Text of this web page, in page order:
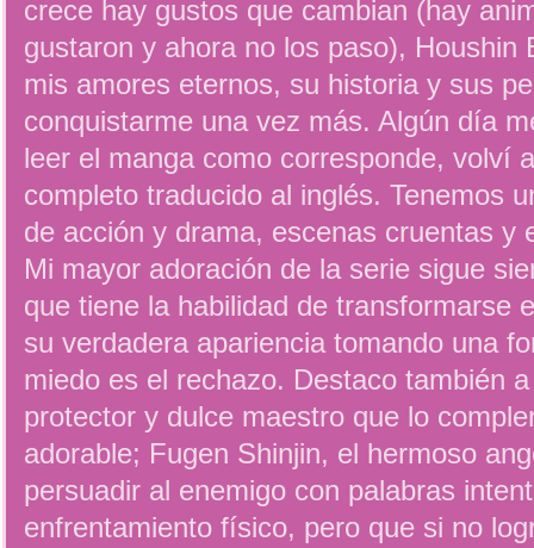
crece hay gustos que cambian (hay
gustaron y ahora no los paso), Houshin
mis amores eternos, su historia y sus
conquistarme una vez más. Algún día
leer el manga como corresponde, volví
completo traducido al inglés. Tenemos
de acción y drama, escenas cruentas y
Mi mayor adoración de la serie sigue
que tiene la habilidad de transformarse
su verdadera apariencia tomando una
miedo es el rechazo. Destaco también
protector y dulce maestro que lo
adorable; Fugen Shinjin, el hermoso
persuadir al enemigo con palabras
enfrentamiento físico, pero que si no